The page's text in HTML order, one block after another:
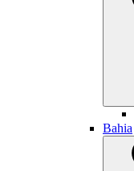
Bahia